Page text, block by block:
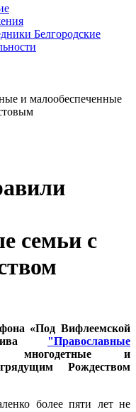
Белгородские
семьи с
«Под Вифлеемской
"Православные
многодетные и
Рождеством
более пяти лет не